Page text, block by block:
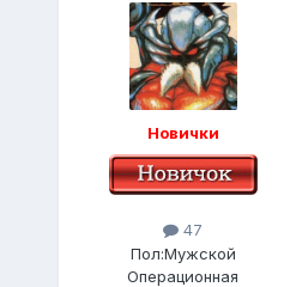
Новички
47
Пол:Мужской
Операционная